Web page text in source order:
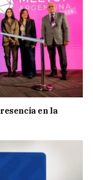
en la